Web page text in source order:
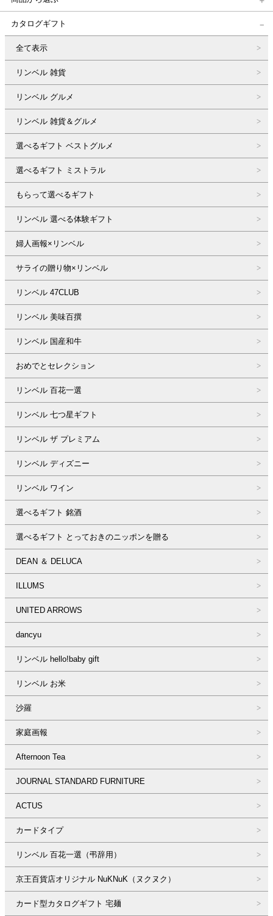
カタログギフト
全て表示
リンベル 雑貨
リンベル グルメ
リンベル 雑貨＆グルメ
選べるギフト ベストグルメ
選べるギフト ミストラル
もらって選べるギフト
リンベル 選べる体験ギフト
婦人画報×リンベル
サライの贈り物×リンベル
リンベル 47CLUB
リンベル 美味百撰
リンベル 国産和牛
おめでとセレクション
リンベル 百花一選
リンベル 七つ星ギフト
リンベル ザ プレミアム
リンベル ディズニー
リンベル ワイン
選べるギフト 銘酒
選べるギフト とっておきのニッポンを贈る
DEAN ＆ DELUCA
ILLUMS
UNITED ARROWS
dancyu
リンベル hello!baby gift
リンベル お米
沙羅
家庭画報
Afternoon Tea
JOURNAL STANDARD FURNITURE
ACTUS
カードタイプ
リンベル 百花一選（弔辞用）
京王百貨店オリジナル NuKNuK（ヌクヌク）
カード型カタログギフト 宅麺